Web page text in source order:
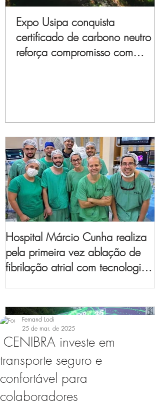
Expo Usipa conquista
certificado de carbono neutro e
reforça compromisso com
Hospital Márcio Cunha realiza
pela primeira vez ablação de
fibrilação atrial com tecnologia
CENIBRA investe em
transporte seguro e
confortável para
colaboradores
Fernand Lodi
25 de mar. de 2025